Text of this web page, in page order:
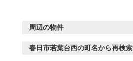
周辺の物件
春日市若葉台西の町名から再検索